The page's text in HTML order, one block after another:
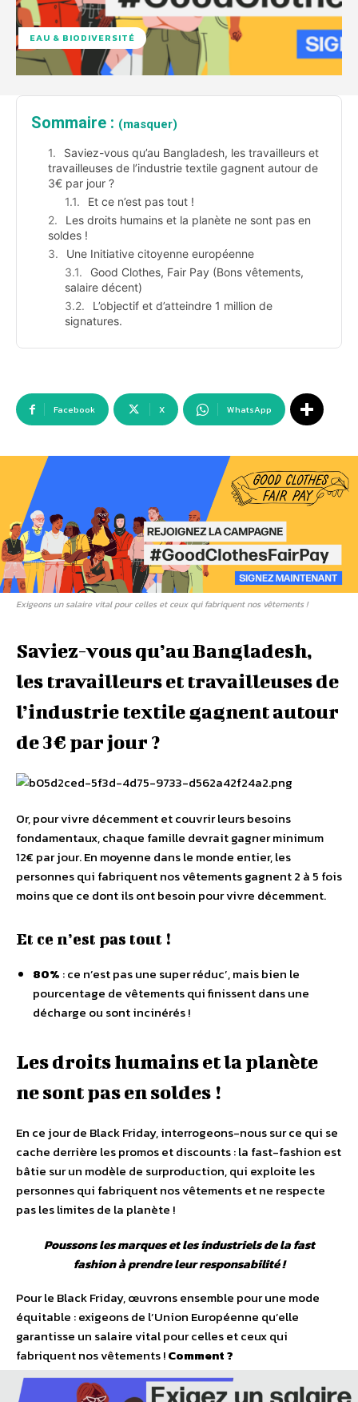
EAU & BIODIVERSITÉ
Sommaire : (masquer)
Saviez-vous qu’au Bangladesh, les travailleurs et
travailleuses de l’industrie textile gagnent autour de
3€ par jour ?
Et ce n’est pas tout !
Les droits humains et la planète ne sont pas en
soldes !
Une Initiative citoyenne européenne
Good Clothes, Fair Pay (Bons vêtements,
salaire décent)
L’objectif et d’atteindre 1 million de
signatures.
Facebook X WhatsApp
Exigeons un salaire vital pour celles et ceux qui fabriquent nos vêtements !
Saviez-vous qu’au Bangladesh,
les travailleurs et travailleuses de
l’industrie textile gagnent autour
de 3€ par jour ?
Or, pour vivre décemment et couvrir leurs besoins
fondamentaux, chaque famille devrait gagner minimum
12€ par jour. En moyenne dans le monde entier, les
personnes qui fabriquent nos vêtements gagnent 2 à 5 fois
moins que ce dont ils ont besoin pour vivre décemment.
Et ce n’est pas tout !
80% : ce n’est pas une super réduc’, mais bien le
pourcentage de vêtements qui finissent dans une
décharge ou sont incinérés !
Les droits humains et la planète
ne sont pas en soldes !
En ce jour de Black Friday, interrogeons-nous sur ce qui se
cache derrière les promos et discounts : la fast-fashion est
bâtie sur un modèle de surproduction, qui exploite les
personnes qui fabriquent nos vêtements et ne respecte
pas les limites de la planète !
Poussons les marques et les industriels de la fast
fashion à prendre leur responsabilité !
Pour le Black Friday, œuvrons ensemble pour une mode
équitable : exigeons de l’Union Européenne qu’elle
garantisse un salaire vital pour celles et ceux qui
fabriquent nos vêtements !Comment ?